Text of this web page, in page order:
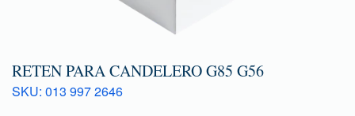
RETEN PARA CANDELERO G85 G56
SKU: 013 997 2646